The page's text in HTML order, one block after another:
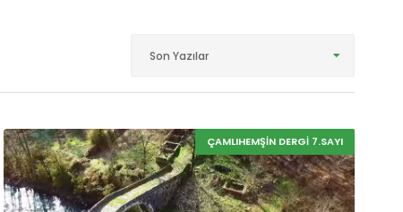
Son Yazılar
ÇAMLIHEMŞİN DERGİ 7.SAYI